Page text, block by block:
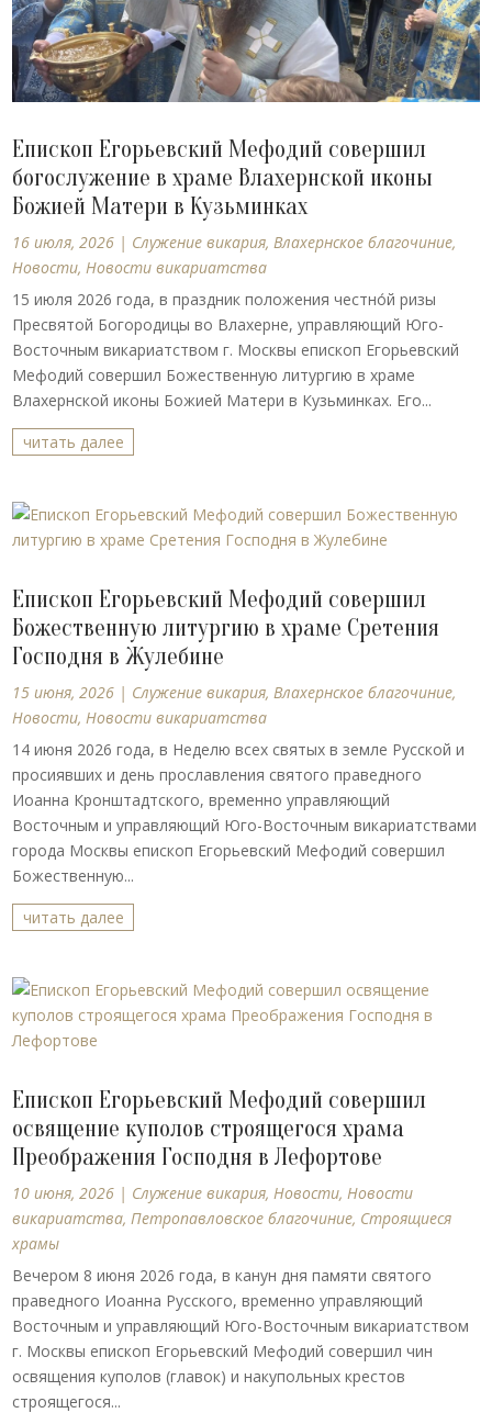
Епископ Егорьевский Мефодий совершил
богослужение в храме Влахернской иконы
Божией Матери в Кузьминках
16 июля, 2026 | Cлужение викария, Влахернское благочиние,
Новости, Новости викариатства
15 июля 2026 года, в праздник положения честно́й ризы
Пресвятой Богородицы во Влахерне, управляющий Юго-
Восточным викариатством г. Москвы епископ Егорьевский
Мефодий совершил Божественную литургию в храме
Влахернской иконы Божией Матери в Кузьминках. Его...
читать далее
Епископ Егорьевский Мефодий совершил
Божественную литургию в храме Сретения
Господня в Жулебине
15 июня, 2026 | Cлужение викария, Влахернское благочиние,
Новости, Новости викариатства
14 июня 2026 года, в Неделю всех святых в земле Русской и
просиявших и день прославления святого праведного
Иоанна Кронштадтского, временно управляющий
Восточным и управляющий Юго-Восточным викариатствами
города Москвы епископ Егорьевский Мефодий совершил
Божественную...
читать далее
Епископ Егорьевский Мефодий совершил
освящение куполов строящегося храма
Преображения Господня в Лефортове
10 июня, 2026 | Cлужение викария, Новости, Новости
викариатства, Петропавловское благочиние, Строящиеся
храмы
Вечером 8 июня 2026 года, в канун дня памяти святого
праведного Иоанна Русского, временно управляющий
Восточным и управляющий Юго-Восточным викариатством
г. Москвы епископ Егорьевский Мефодий совершил чин
освящения куполов (главок) и накупольных крестов
строящегося...